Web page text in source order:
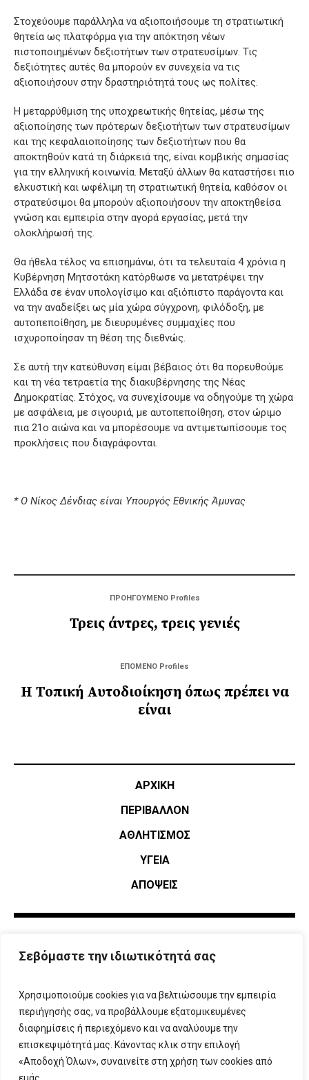
Σεβόμαστε την ιδιωτικότητά σας
Χρησιμοποιούμε cookies για να βελτιώσουμε την εμπειρία
περιήγησής σας, να προβάλλουμε εξατομικευμένες
διαφημίσεις ή περιεχόμενο και να αναλύουμε την
επισκεψιμότητά μας. Κάνοντας κλικ στην επιλογή
«Αποδοχή Όλων», συναινείτε στη χρήση των cookies από
Στοχεύουμε παράλληλα να αξιοποιήσουμε τη στρατιωτική
θητεία ως πλατφόρμα για την απόκτηση νέων
πιστοποιημένων δεξιοτήτων των στρατευσίμων. Τις
δεξιότητες αυτές θα μπορούν εν συνεχεία να τις
αξιοποιήσουν στην δραστηριότητά τους ως πολίτες.
Η μεταρρύθμιση της υποχρεωτικής θητείας, μέσω της
αξιοποίησης των πρότερων δεξιοτήτων των στρατευσίμων
και της κεφαλαιοποίησης των δεξιοτήτων που θα
αποκτηθούν κατά τη διάρκειά της, είναι κομβικής σημασίας
για την ελληνική κοινωνία. Μεταξύ άλλων θα καταστήσει πιο
ελκυστική και ωφέλιμη τη στρατιωτική θητεία, καθόσον οι
στρατεύσιμοι θα μπορούν αξιοποιήσουν την αποκτηθείσα
γνώση και εμπειρία στην αγορά εργασίας, μετά την
ολοκλήρωσή της.
Θα ήθελα τέλος να επισημάνω, ότι τα τελευταία 4 χρόνια η
Κυβέρνηση Μητσοτάκη κατόρθωσε να μετατρέψει την
Ελλάδα σε έναν υπολογίσιμο και αξιόπιστο παράγοντα και
να την αναδείξει ως μία χώρα σύγχρονη, φιλόδοξη, με
αυτοπεποίθηση, με διευρυμένες συμμαχίες που
ισχυροποίησαν τη θέση της διεθνώς.
Σε αυτή την κατεύθυνση είμαι βέβαιος ότι θα πορευθούμε
και τη νέα τετραετία της διακυβέρνησης της Νέας
Δημοκρατίας. Στόχος, να συνεχίσουμε να οδηγούμε τη χώρα
με ασφάλεια, με σιγουριά, με αυτοπεποίθηση, στον ώριμο
πια 21ο αιώνα και να μπορέσουμε να αντιμετωπίσουμε τος
προκλήσεις που διαγράφονται.
* Ο Νίκος Δένδιας είναι Υπουργός Εθνικής Άμυνας
ΠΡΟΗΓΟΥΜΕΝΟ Profiles
Τρεις άντρες, τρεις γενιές
ΕΠΟΜΕΝΟ Profiles
Η Τοπική Αυτοδιοίκηση όπως πρέπει να
είναι
ΑΡΧΙΚΗ
ΠΕΡΙΒΑΛΛΟΝ
ΑΘΛΗΤΙΣΜΌΣ
ΥΓΕΙΑ
ΑΠΟΨΕΙΣ
T: 210 666 3993 E: info@attikovima.gr
ΠΛΗΡΟΦΟΡΙΕΣ